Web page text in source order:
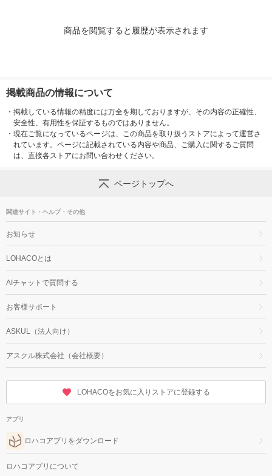
商品を閲覧すると履歴が表示されます
掲載商品の情報について
・ 掲載している情報の精度には万全を期しておりますが、その内容の正確性、
安全性、有用性を保証するものではありません。
・ 現在ご覧になっているページは、この商品を取り扱うストアによって運営さ
れています。ページに記載されている内容や商品、ご購入に関するご質問
は、直接各ストアにお問い合わせください。
ページトップへ
関連サイト・ヘルプ・その他
お知らせ
LOHACOとは
AIチャットで質問する
お客様サポート
ASKUL（法人向け）
アスクル株式会社（会社概要）
LOHACOをお気に入りストアに登録する
アプリ
ロハコアプリをダウンロード
ロハコアプリについて